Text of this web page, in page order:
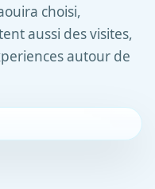
choisi,
aussi des visites,
autour de